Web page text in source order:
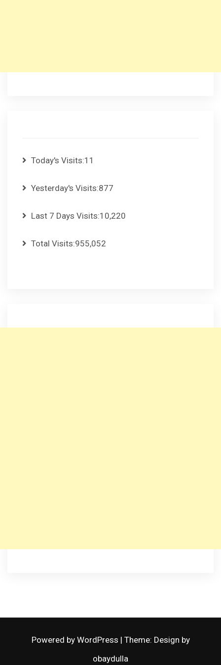
Today's Visits:11
Yesterday's Visits:877
Last 7 Days Visits:10,220
Total Visits:955,052
Powered by WordPress | Theme: Design by
obaydulla